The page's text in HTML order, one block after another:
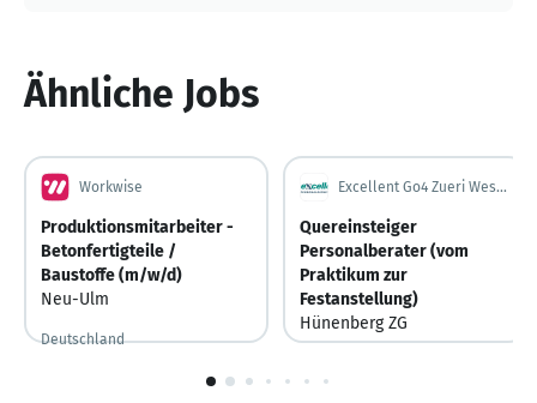
Ähnliche Jobs
Workwise
Produktionsmitarbeiter -
Betonfertigteile /
Baustoffe (m/w/d)
Neu-Ulm
Deutschland
Excellent Go4 Zueri West AG
Quereinsteiger
Personalberater (vom
Praktikum zur
Festanstellung)
Hünenberg ZG
1